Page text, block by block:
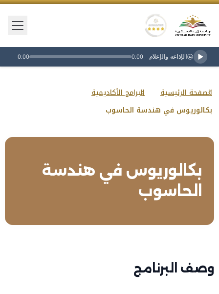
شعار جامعة زايد العسكرية
فتح/
الإذاعه والإعلام 0:00
0:00
الصفحة الرئيسية
البرامج الأكاديمية
بكالوريوس في هندسة الحاسوب
بكالوريوس في هندسة
الحاسوب
وصف البرنامج